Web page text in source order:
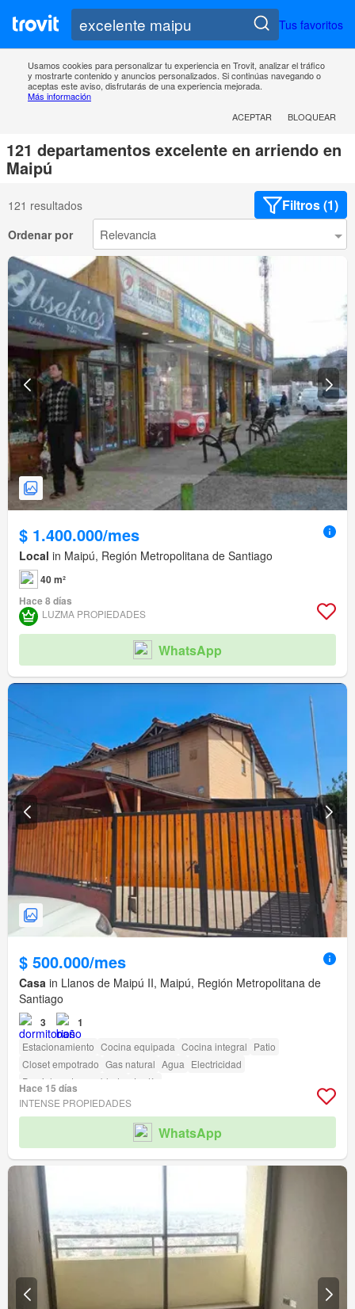
Tus favoritos
Usamos cookies para personalizar tu experiencia en Trovit, analizar el tráfico
y mostrarte contenido y anuncios personalizados. Si continúas navegando o
aceptas este aviso, disfrutarás de una experiencia mejorada.
Más información
ACEPTAR
BLOQUEAR
121 departamentos excelente en arriendo en
Maipú
121 resultados Filtros (1)
Ordenar por
$ 1.400.000/mes
Local in Maipú, Región Metropolitana de Santiago
40 m²
Hace 8 días
LUZMA PROPIEDADES
WhatsApp
$ 500.000/mes
Casa in Llanos de Maipú II, Maipú, Región Metropolitana de
Santiago
3 1
Estacionamiento Cocina equipada Cocina integral Patio
Closet empotrado Gas natural Agua Electricidad
Parcialmente amoblado
Jardín
Hace 15 días
INTENSE PROPIEDADES
WhatsApp